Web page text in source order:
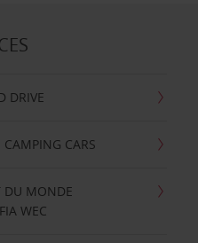
DRIVE
CARS
DU MONDE
WEC